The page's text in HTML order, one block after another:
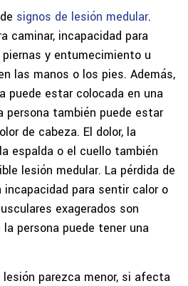
signos de lesión medular.
caminar, incapacidad para
y entumecimiento u
las manos o los pies. Además,
puede estar colocada en una
persona también puede estar
de cabeza. El dolor, la
espalda o el cuello también
lesión medular. La pérdida de
para sentir calor o
exagerados son
persona puede tener una
parezca menor, si afecta